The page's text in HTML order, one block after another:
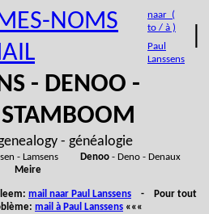
NOMS
naar (
to / à )
Paul
Lanssens
- DENOO -
- généalogie
- Lamsens Denoo- Deno - Denaux
Meire
mail naar Paul Lanssens - Pour tout
mail à Paul Lanssens «««